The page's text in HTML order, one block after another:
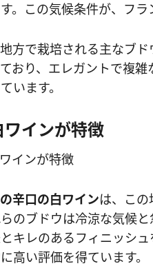
。この気候条件が、フ
方で栽培される主なブド
おり、エレガントで複
います。
インが特徴
辛口の白ワインは、こ
のブドウは冷涼な気候
キレのあるフィニッシ
高い評価を得ています。